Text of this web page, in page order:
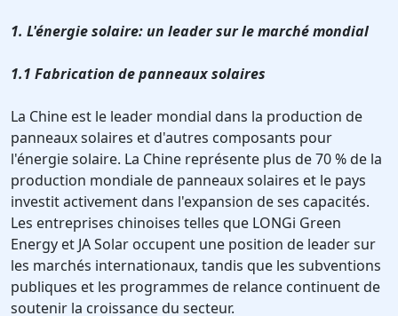
1. L'énergie solaire: un leader sur le marché mondial
1.1 Fabrication de panneaux solaires
La Chine est le leader mondial dans la production de
panneaux solaires et d'autres composants pour
l'énergie solaire. La Chine représente plus de 70 % de la
production mondiale de panneaux solaires et le pays
investit activement dans l'expansion de ses capacités.
Les entreprises chinoises telles que LONGi Green
Energy et JA Solar occupent une position de leader sur
les marchés internationaux, tandis que les subventions
publiques et les programmes de relance continuent de
soutenir la croissance du secteur.